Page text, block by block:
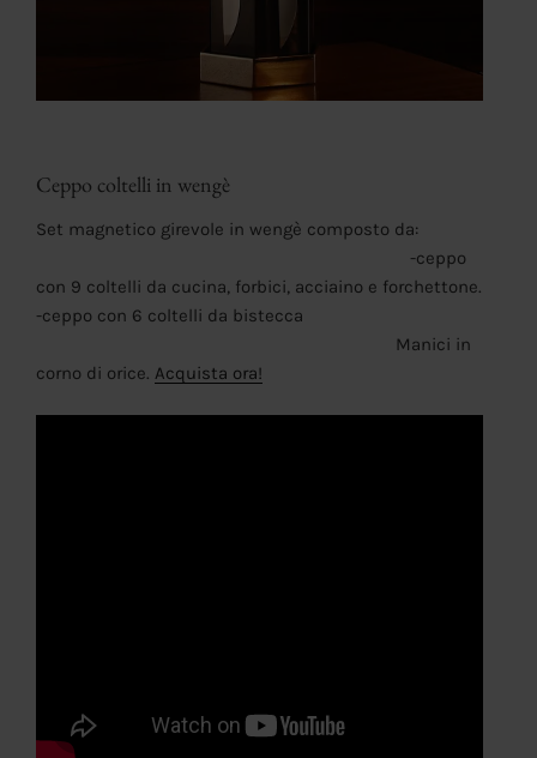
Ceppo coltelli in wengè
Set magnetico girevole in wengè composto da:
-ceppo
con 9 coltelli da cucina, forbici, acciaino e forchettone.
-ceppo con 6 coltelli da bistecca
Manici in
corno di orice. Acquista ora!